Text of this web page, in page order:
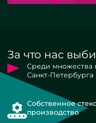
За что нас
Среди множества
Санкт-Петербурга
Собственное
производство